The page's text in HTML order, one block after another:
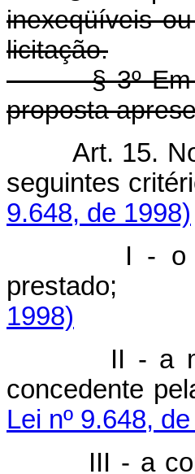
inexeqüíveis
licitação.
§ 3º
proposta
Art. 15.
9.648, de 1998)
I - o
prestado;
1998)
II - a
concedente
Lei nº 9.648,
III - a